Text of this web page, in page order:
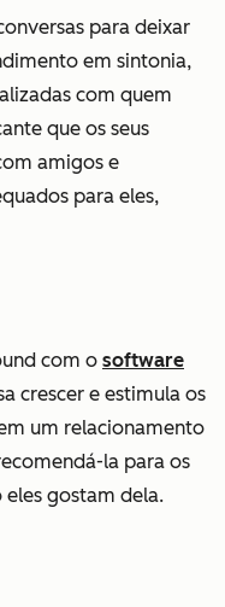
para deixar
em sintonia,
com quem
que os seus
amigos e
para eles,
com o software
crescer e estimula os
um relacionamento
la para os
gostam dela.